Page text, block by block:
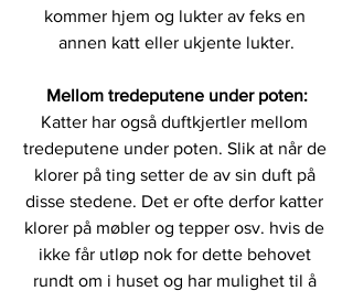
kommer hjem og lukter av feks en
annen katt eller ukjente lukter.
Mellom tredeputene under poten:
Katter har også duftkjertler mellom
tredeputene under poten. Slik at når de
klorer på ting setter de av sin duft på
disse stedene. Det er ofte derfor katter
klorer på møbler og tepper osv. hvis de
ikke får utløp nok for dette behovet
rundt om i huset og har mulighet til å